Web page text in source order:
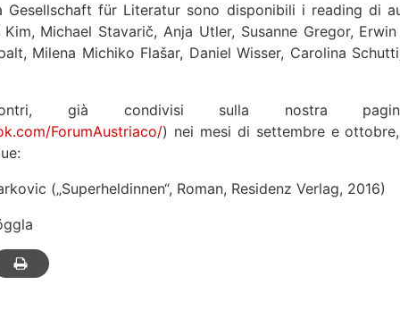
Gesellschaft für Literatur sono disponibili i reading di
Kim, Michael Stavarič, Anja Utler, Susanne Gregor,
Milena Michiko Flašar, Daniel Wisser, Carolina
già condivisi sulla nostra
ForumAustriaco/) nei mesi di settembre e
(„Superheldinnen“, Roman, Residenz Verlag, 2016)